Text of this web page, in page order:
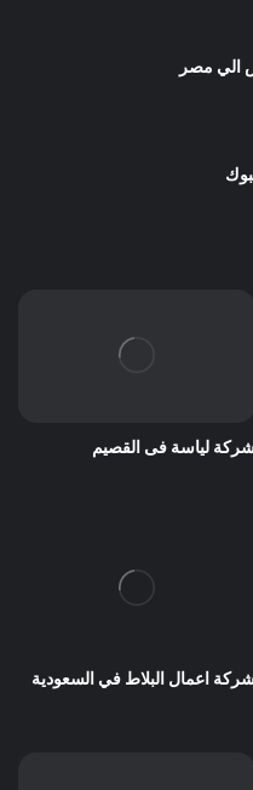
الي مصر
لياسة فى القصيم
اعمال البلاط في السعودية